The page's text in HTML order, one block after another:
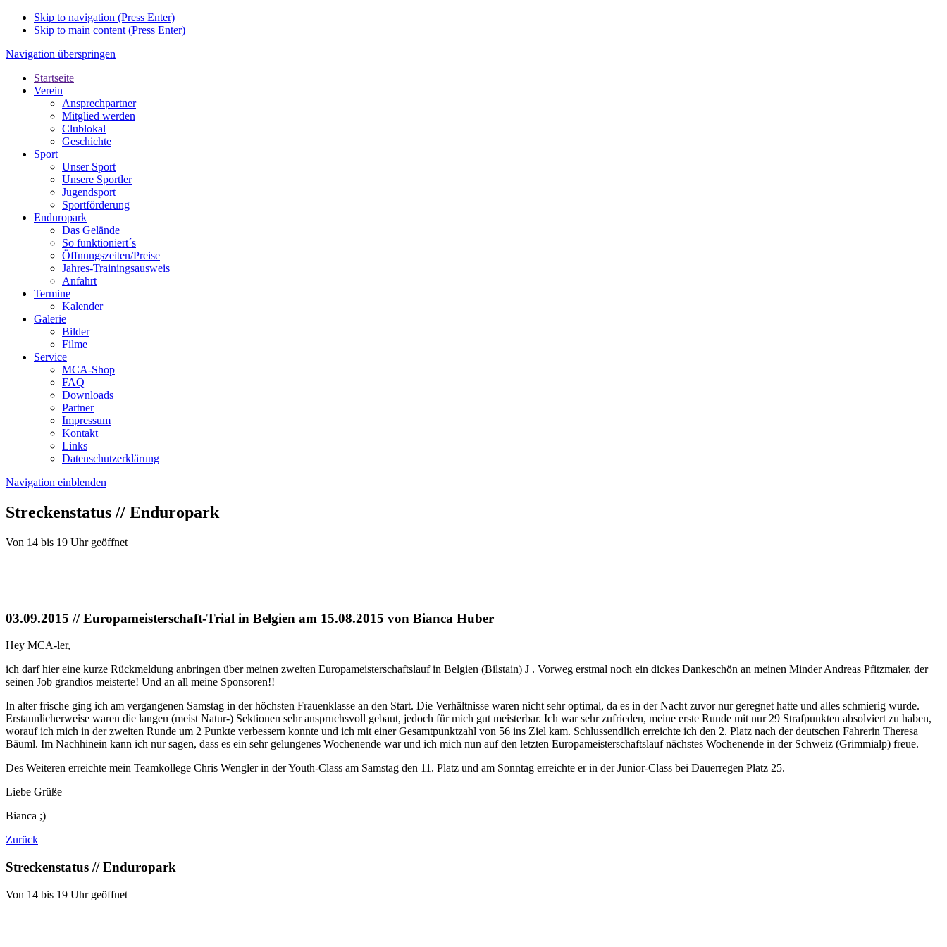
Skip to navigation (Press Enter)
Skip to main content (Press Enter)
Navigation überspringen
Startseite
Verein
Ansprechpartner
Mitglied werden
Clublokal
Geschichte
Sport
Unser Sport
Unsere Sportler
Jugendsport
Sportförderung
Enduropark
Das Gelände
So funktioniert´s
Öffnungszeiten/Preise
Jahres-Trainingsausweis
Anfahrt
Termine
Kalender
Galerie
Bilder
Filme
Service
MCA-Shop
FAQ
Downloads
Partner
Impressum
Kontakt
Links
Datenschutzerklärung
Navigation einblenden
Streckenstatus // Enduropark
Von 14 bis 19 Uhr geöffnet
03.09.2015 // Europameisterschaft-Trial in Belgien am 15.08.2015 von Bianca Huber
Hey MCA-ler,
ich darf hier eine kurze Rückmeldung anbringen über meinen zweiten Europameisterschaftslauf in Belgien (Bilstain) J . Vorweg erstmal noch ein dickes Dankeschön an meinen Minder Andreas Pfitzmaier, der
seinen Job grandios meisterte! Und an all meine Sponsoren!!
In alter frische ging ich am vergangenen Samstag in der höchsten Frauenklasse an den Start. Die Verhältnisse waren nicht sehr optimal, da es in der Nacht zuvor nur geregnet hatte und alles schmierig wurde.
Erstaunlicherweise waren die langen (meist Natur-) Sektionen sehr anspruchsvoll gebaut, jedoch für mich gut meisterbar. Ich war sehr zufrieden, meine erste Runde mit nur 29 Strafpunkten absolviert zu haben,
worauf ich mich in der zweiten Runde um 2 Punkte verbessern konnte und ich mit einer Gesamtpunktzahl von 56 ins Ziel kam. Schlussendlich erreichte ich den 2. Platz nach der deutschen Fahrerin Theresa
Bäuml. Im Nachhinein kann ich nur sagen, dass es ein sehr gelungenes Wochenende war und ich mich nun auf den letzten Europameisterschaftslauf nächstes Wochenende in der Schweiz (Grimmialp) freue.
Des Weiteren erreichte mein Teamkollege Chris Wengler in der Youth-Class am Samstag den 11. Platz und am Sonntag erreichte er in der Junior-Class bei Dauerregen Platz 25.
Liebe Grüße
Bianca ;)
Zurück
Streckenstatus // Enduropark
Von 14 bis 19 Uhr geöffnet